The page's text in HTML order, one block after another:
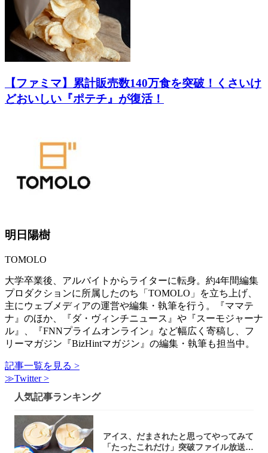
【ファミマ】累計販売数140万食を突破！くさいけ
どおいしい『ポテチ』が復活！
明日陽樹
TOMOLO
大学卒業後、アルバイトからライターに転身。約4年間編集
プロダクションに所属したのち「TOMOLO」を立ち上げ、
主にウェブメディアの運営や編集・執筆を行う。『ママテ
ナ』のほか、『ダ・ヴィンチニュース』や『スーモジャーナ
ル』、『FNNプライムオンライン』など幅広く寄稿し、フ
リーマガジン『BizHintマガジン』の編集・執筆も担当中。
記事一覧を見る >
≫Twitter >
人気記事ランキング
アイス、だまされたと思ってやってみて
「たったこれだけ」突破ファイル放送で